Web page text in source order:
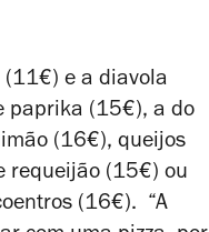
(11€) e a diavola
paprika (15€), a do
(16€), queijos
requeijão (15€) ou
(16€). “A